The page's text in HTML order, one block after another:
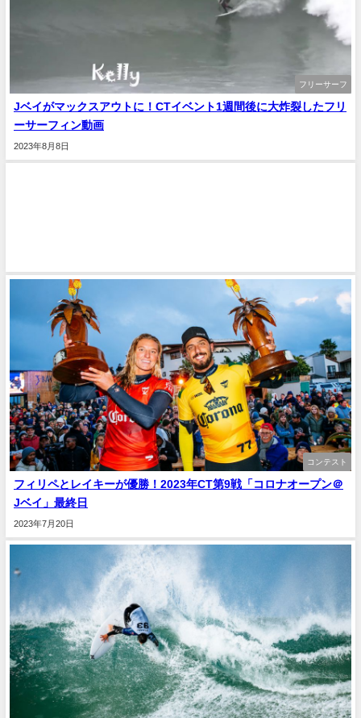
フリーサーフ
Jベイがマックスアウトに！CTイベント1週間後に大炸裂したフリ
ーサーフィン動画
2023年8月8日
コンテスト
フィリペとレイキーが優勝！2023年CT第9戦「コロナオープン＠
Jベイ」最終日
2023年7月20日